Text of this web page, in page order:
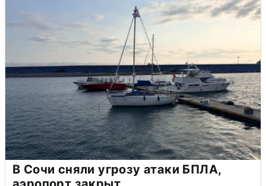
В Сочи сняли угрозу атаки БПЛА,